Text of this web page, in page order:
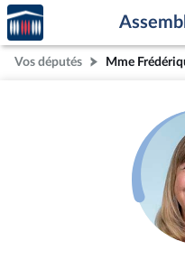
Aller au contenu
Aller en bas de la page
Accèder
à la
page
d'accueil
Vos députés